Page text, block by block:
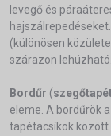
levegő és
(különösen
szárazon lehúzható.
Bordűr (
eleme. A bordűrök
tapétacsíkok között